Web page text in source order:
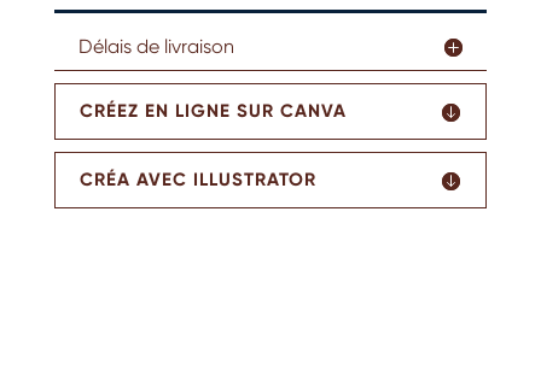
Délais de livraison
CRÉEZ EN LIGNE SUR CANVA
CRÉA AVEC ILLUSTRATOR